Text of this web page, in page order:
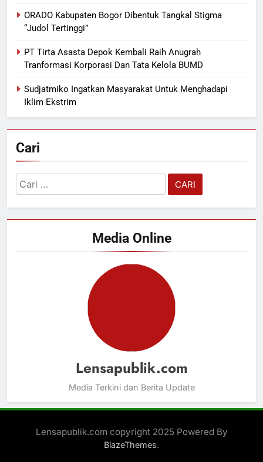
ORADO Kabupaten Bogor Dibentuk Tangkal Stigma
“Judol Tertinggi”
PT Tirta Asasta Depok Kembali Raih Anugrah
Tranformasi Korporasi Dan Tata Kelola BUMD
Sudjatmiko Ingatkan Masyarakat Untuk Menghadapi
Iklim Ekstrim
Cari
Cari
untuk:
Media Online
Lensapublik.com
Media Terkini dan Berita Update
Lensapublik.com copyright 2025 Powered By
BlazeThemes.